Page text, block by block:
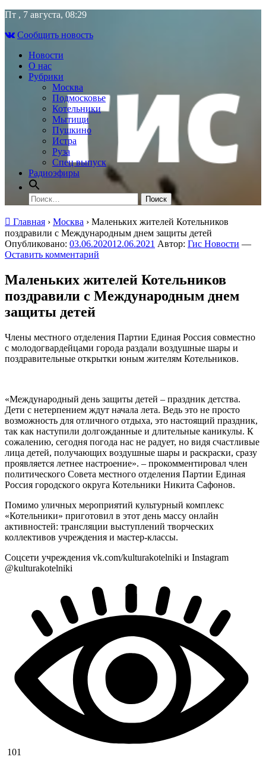
Skip
content
Пт , 7 августа, 08:29
Сообщить новость
Новости
О нас
Рубрики
Москва
Подмосковье
Котельники
Мытищи
Пушкино
Истра
Руза
Спец выпуск
Радиоэфиры
Найти:
Главная › Москва › Маленьких жителей Котельников
поздравили с Международным днем защиты детей
Опубликовано: 03.06.202012.06.2021 Автор: Гис Новости —
Оставить комментарий
Маленьких жителей Котельников
поздравили с Международным днем
защиты детей
Члены местного отделения Партии Единая Россия совместно
с молодогвардейцами города раздали воздушные шары и
поздравительные открытки юным жителям Котельников.
«Международный день защиты детей – праздник детства.
Дети с нетерпением ждут начала лета. Ведь это не просто
возможность для отличного отдыха, это настоящий праздник,
так как наступили долгожданные и длительные каникулы. К
сожалению, сегодня погода нас не радует, но видя счастливые
лица детей, получающих воздушные шары и раскраски, сразу
проявляется летнее настроение». – прокомментировал член
политического Совета местного отделения Партии Единая
Россия городского округа Котельники Никита Сафонов.
Помимо уличных мероприятий культурный комплекс
«Котельники» приготовил в этот день массу онлайн
активностей: трансляции выступлений творческих
коллективов учреждения и мастер-классы.
Соцсети учреждения vk.com/kulturakotelniki и Instagram
@kulturakotelniki
101